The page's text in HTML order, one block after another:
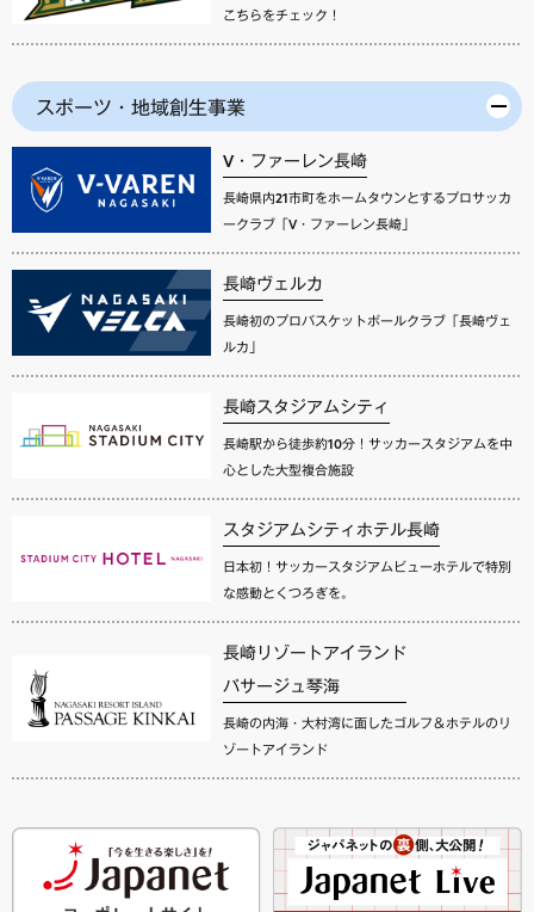
こちらをチェック！
スポーツ・地域創生事業
V・ファーレン長崎
長崎県内21市町をホームタウンとするプロサッカ
ークラブ「V・ファーレン長崎」
長崎ヴェルカ
長崎初のプロバスケットボールクラブ「長崎ヴェ
ルカ」
長崎スタジアムシティ
長崎駅から徒歩約10分！サッカースタジアムを中
心とした大型複合施設
スタジアムシティホテル長崎
日本初！サッカースタジアムビューホテルで特別
な感動とくつろぎを。
長崎リゾートアイランド
パサージュ琴海
長崎の内海・大村湾に面したゴルフ＆ホテルのリ
ゾートアイランド